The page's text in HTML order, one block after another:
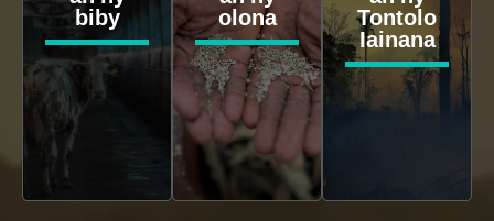
biby
olona
Tontolo
Iainana